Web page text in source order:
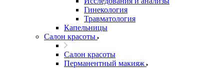
Гинекология
Травматология
Капельницы
Салон красоты
Салон красоты
Перманентный макияж